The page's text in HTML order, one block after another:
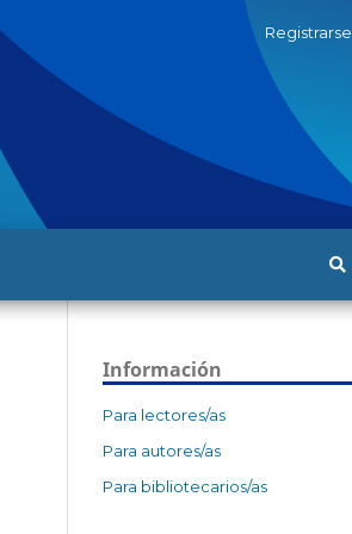
Registrarse
Información
Para lectores/as
Para autores/as
Para bibliotecarios/as